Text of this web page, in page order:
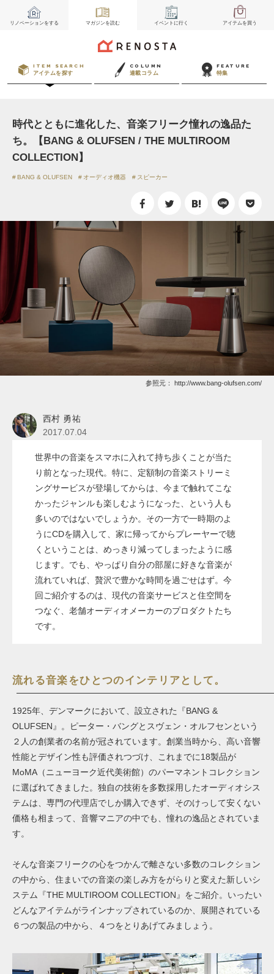
リノベーションをする マガジンを読む イベント に行く アイテムを買う
ITEM SEARCH
アイテムを探す
COLUMN
連載コラム
FEATURE
特集
時代とともに進化した、音楽フリーク憧れの逸品た
ち。【BANG & OLUFSEN / THE MULTIROOM
COLLECTION】
BANG & OLUFSEN オーディオ機器 スピーカー
参照元： http://www.bang-olufsen.com/
西村 勇祐
2017.07.04
世界中の音楽をスマホに入れて持ち歩くことが当た
り前となった現代。特に、定額制の音楽ストリーミ
ングサービスが登場してからは、今まで触れてこな
かったジャンルも楽しむようになった、という人も
多いのではないでしょうか。その一方で一時期のよ
うにCDを購入して、家に帰ってからプレーヤーで聴
くということは、めっきり減ってしまったように感
じます。でも、やっぱり自分の部屋に好きな音楽が
流れていれば、贅沢で豊かな時間を過ごせはず。今
回ご紹介するのは、現代の音楽サービスと住空間を
つなぐ、老舗オーディオメーカーのプロダクトたち
です。
流れる音楽をひとつのインテリアとして。
1925年、デンマークにおいて、設立された『BANG &
OLUFSEN』。ピーター・バングとスヴェン・オルフセンという
２人の創業者の名前が冠されています。創業当時から、高い音響
性能とデザイン性も評価されつづけ、これまでに18製品が
MoMA（ニューヨーク近代美術館）のパーマネントコレクション
に選ばれてきました。独自の技術を多数採用したオーディオシス
テムは、専門の代理店でしか購入できず、そのけっして安くない
価格も相まって、音響マニアの中でも、憧れの逸品とされていま
す。
そんな音楽フリークの心をつかんで離さない多数のコレクション
の中から、住まいでの音楽の楽しみ方をがらりと変えた新しいシ
ステム『THE MULTIROOM COLLECTION』をご紹介。いったい
どんなアイテムがラインナップされているのか、展開されている
６つの製品の中から、４つをとりあげてみましょう。